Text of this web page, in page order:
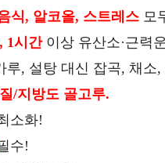
식, 알코올, 스트레스 모
1시간이상 유산소·근력
루, 설탕 대신 잡곡, 채소
/지방도 골고루.
소화!
수!